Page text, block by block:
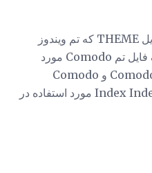
اگر شما یک فایل THEME که تم ویندوز
نیست، ممکن است به جای آن یک فایل تم Comodo مورد
استفاده با Comodo Internet Security و Comodo
Antivirus یا یک پرونده Index Index GTK مورد استفاده در